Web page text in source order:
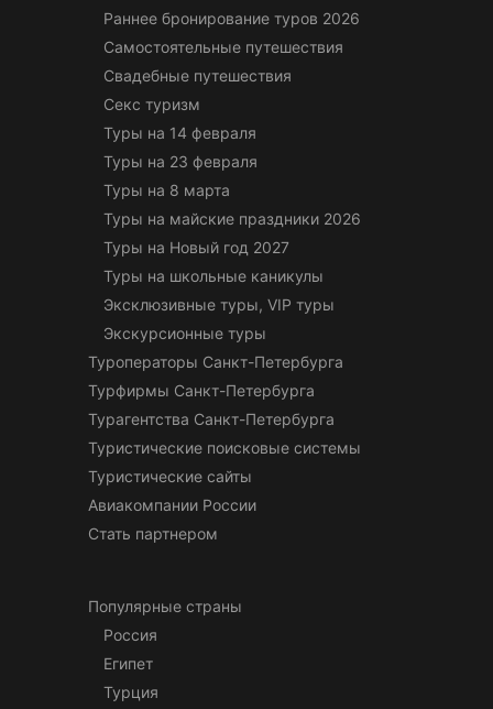
Раннее бронирование туров 2026
Самостоятельные путешествия
Свадебные путешествия
Секс туризм
Туры на 14 февраля
Туры на 23 февраля
Туры на 8 марта
Туры на майские праздники 2026
Туры на Новый год 2027
Туры на школьные каникулы
Эксклюзивные туры, VIP туры
Экскурсионные туры
Туроператоры Санкт-Петербурга
Турфирмы Санкт-Петербурга
Турагентства Санкт-Петербурга
Туристические поисковые системы
Туристические сайты
Авиакомпании России
Стать партнером
Популярные страны
Россия
Египет
Турция